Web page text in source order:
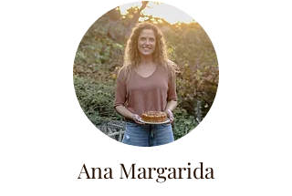
Ana Margarida